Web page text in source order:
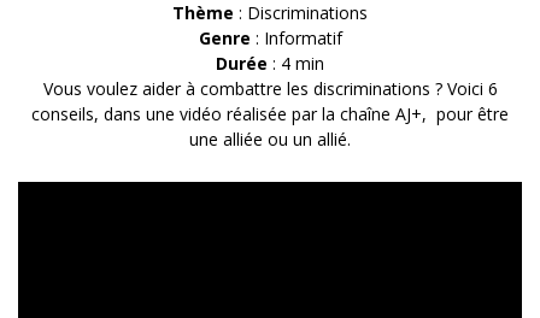
Thème : Discriminations
Genre : Informatif
Durée : 4 min
Vous voulez aider à combattre les discriminations ? Voici 6
conseils, dans une vidéo réalisée par la chaîne AJ+, pour être
une alliée ou un allié.